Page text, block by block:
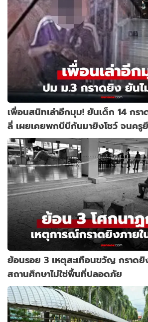
เพื่อนสนิทเล่าอีกมุม! ยันเด็ก 14 กร
ลี่ เผยเคยพกบีบีกันมายิงโชว์ จนครู
ย้อนรอย 3 เหตุสะเทือนขวัญ กราดยิ
สถานศึกษาไม่ใช่พื้นที่ปลอดภัย